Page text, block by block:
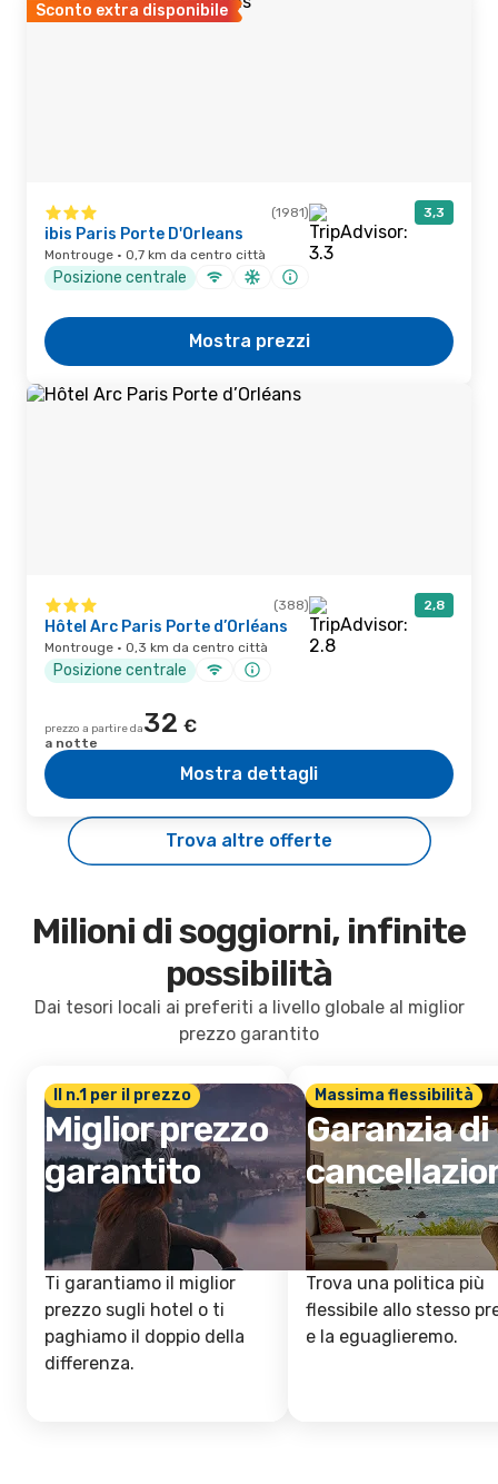
Sconto extra disponibile
(1981) 3,3
ibis Paris Porte D'Orleans
Montrouge · 0,7 km da centro città
Posizione centrale
Mostra prezzi
(388) 2,8
Hôtel Arc Paris Porte d’Orléans
Montrouge · 0,3 km da centro città
Posizione centrale
prezzo a partire da32 €
a notte
Mostra dettagli
Trova altre offerte
Milioni di soggiorni, infinite
possibilità
Dai tesori locali ai preferiti a livello globale al miglior
prezzo garantito
Il n.1 per il prezzo
Miglior prezzo
garantito
Ti garantiamo il miglior
prezzo sugli hotel o ti
paghiamo il doppio della
differenza.
Massima flessibilità
Garanzia di
Trova una politica più
flessibile allo stesso
e la eguaglieremo.